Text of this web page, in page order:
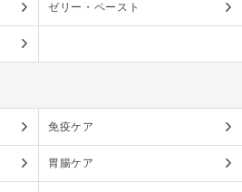
ゼリー・ペースト
免疫ケア
胃腸ケア